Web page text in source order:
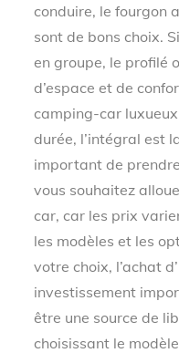
conduire, le fourgon
sont de bons choix.
en groupe, le profilé
d’espace et de
camping-car
durée, l’intégral est
important de
vous souhaitez
car, car les prix
les modèles et les
votre choix, l’achat
investissement
être une source de
choisissant le